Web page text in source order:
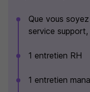
Que vous
service
1 entretien RH
1 entretien